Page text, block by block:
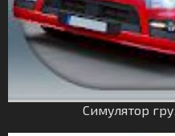
Симулятор